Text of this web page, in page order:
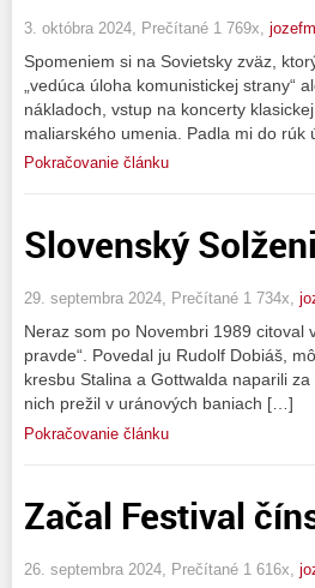
3. októbra 2024, Prečítané 1 769x,
Spomeniem si na Sovietsky zväz,
„vedúca úloha komunistickej strany“
nákladoch, vstup na koncerty
maliarského umenia. Padla mi do
Pokračovanie článku
Slovenský
29. septembra 2024, Prečítané 1 734x,
Neraz som po Novembri 1989 citoval
pravde“. Povedal ju Rudolf Dobiáš,
kresbu Stalina a Gottwalda naparili
nich prežil v uránových baniach […]
Pokračovanie článku
Začal Festival
26. septembra 2024, Prečítané 1 616x,